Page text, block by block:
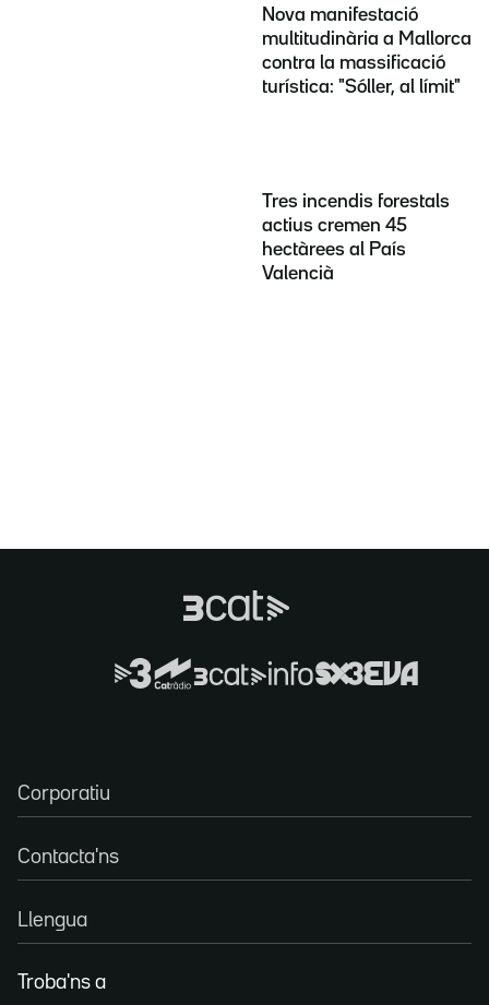
Nova manifestació
multitudinària a Mallorca
contra la massificació
turística: "Sóller, al límit"
Tres incendis forestals
actius cremen 45
hectàrees al País
Valencià
Corporatiu
Contacta'ns
Llengua
Troba'ns a